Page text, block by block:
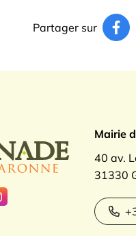
Partager sur
Logo
le compte Facebook
vers le compte
Mairie
40 av.
31330